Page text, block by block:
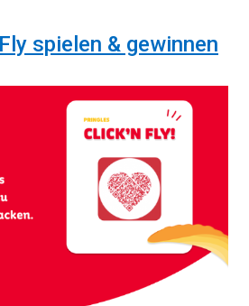
spielen & gewinnen